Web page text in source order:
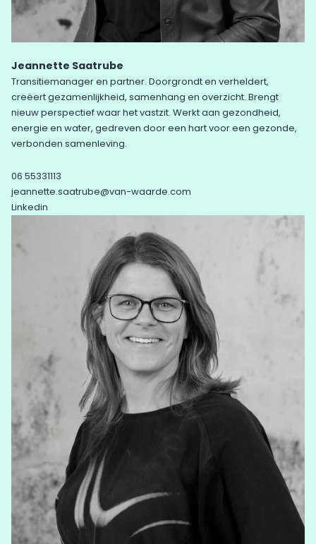
Jeannette Saatrube
Transitiemanager en partner. Doorgrondt en verheldert,
creëert gezamenlijkheid, samenhang en overzicht. Brengt
nieuw perspectief waar het vastzit. Werkt aan gezondheid,
energie en water, gedreven door een hart voor een gezonde,
verbonden samenleving.
06 55331113
jeannette.saatrube@van-waarde.com
Linkedin